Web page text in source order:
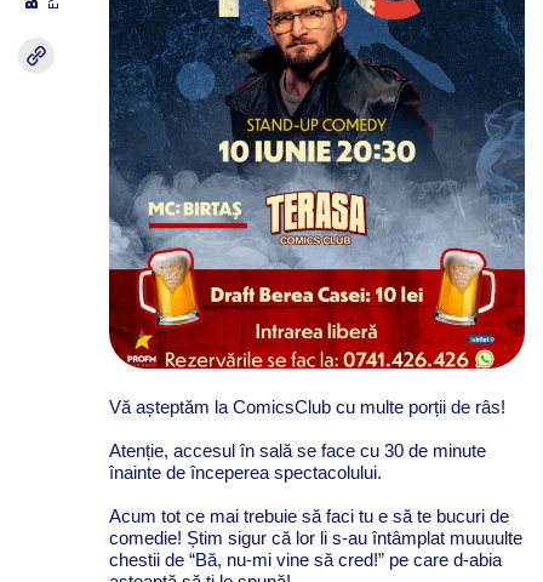
Vă așteptăm la ComicsClub cu multe porții de râs!
Atenție, accesul în sală se face cu 30 de minute
înainte de începerea spectacolului.
Acum tot ce mai trebuie să faci tu e să te bucuri de
comedie! Știm sigur că lor li s-au întâmplat muuuulte
chestii de “Bă, nu-mi vine să cred!” pe care d-abia